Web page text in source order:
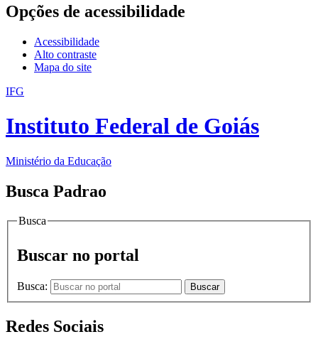
Opções de acessibilidade
Acessibilidade
Alto contraste
Mapa do site
IFG
Instituto Federal de Goiás
Ministério da Educação
Busca Padrao
Busca
Buscar no portal
Busca: Buscar
Redes Sociais